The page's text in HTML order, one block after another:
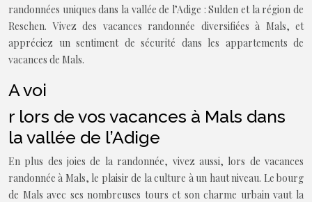
randonnées uniques dans la vallée de l’Adige : Sulden et la région de
Reschen. Vivez des vacances randonnée diversifiées à Mals, et
appréciez un sentiment de sécurité dans les appartements de
vacances de Mals.
A voi
r lors de vos vacances à Mals dans
la vallée de l’Adige
En plus des joies de la randonnée, vivez aussi, lors de vacances
randonnée à Mals, le plaisir de la culture à un haut niveau. Le bourg
de Mals avec ses nombreuses tours et son charme urbain vaut la